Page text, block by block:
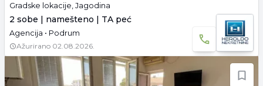
Gradske lokacije, Jagodina
2 sobe | namešteno | TA peć
Agencija • Podrum
Ažurirano 02.08.2026.